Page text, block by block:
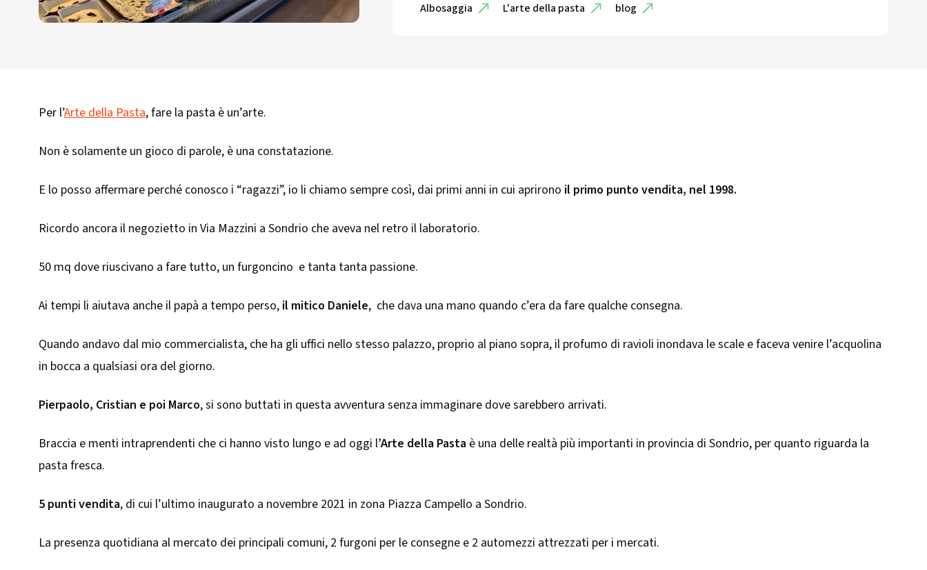
Albosaggia L'arte della pasta blog
Per l’Arte della Pasta, fare la pasta è un’arte.
Non è solamente un gioco di parole, è una constatazione.
E lo posso affermare perché conosco i “ragazzi”, io li chiamo sempre così, dai primi anni in cui aprirono il primo punto vendita, nel 1998.
Ricordo ancora il negozietto in Via Mazzini a Sondrio che aveva nel retro il laboratorio.
50 mq dove riuscivano a fare tutto, un furgoncino e tanta tanta passione.
Ai tempi li aiutava anche il papà a tempo perso, il mitico Daniele, che dava una mano quando c’era da fare qualche consegna.
Quando andavo dal mio commercialista, che ha gli uffici nello stesso palazzo, proprio al piano sopra, il profumo di ravioli inondava le scale e faceva venire l’acquolina
in bocca a qualsiasi ora del giorno.
Pierpaolo, Cristian e poi Marco, si sono buttati in questa avventura senza immaginare dove sarebbero arrivati.
Braccia e menti intraprendenti che ci hanno visto lungo e ad oggi l’Arte della Pasta è una delle realtà più importanti in provincia di Sondrio, per quanto riguarda la
pasta fresca.
5 punti vendita, di cui l’ultimo inaugurato a novembre 2021 in zona Piazza Campello a Sondrio.
La presenza quotidiana al mercato dei principali comuni, 2 furgoni per le consegne e 2 automezzi attrezzati per i mercati.